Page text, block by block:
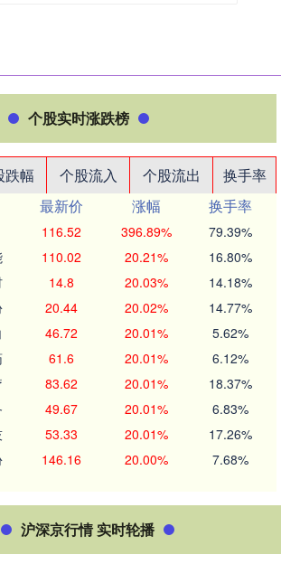
个股实时涨跌榜
跌幅 个股流入 个股流出
换手率
最新价 涨幅
换手率
116.52 396.89% 79.39%
110.02 20.21% 16.80%
14.8 20.03% 14.18%
20.44 20.02% 14.77%
46.72 20.01% 5.62%
61.6 20.01% 6.12%
83.62 20.01% 18.37%
49.67 20.01% 6.83%
53.33 20.01% 17.26%
146.16 20.00% 7.68%
沪深京行情 实时轮播